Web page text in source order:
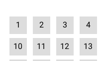
1 2 3 4
10
11 12 13